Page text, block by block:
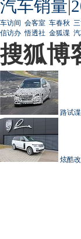
汽车销量|
车访间 会客室 车春秋
信访办 悟透社 金狐谍
搜狐博
路试
炫酷